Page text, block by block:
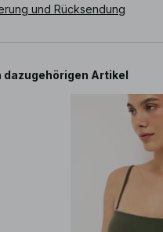
und Rücksendung
dazugehörigen Artikel